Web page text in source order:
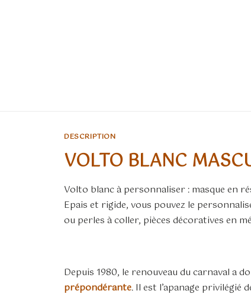
DESCRIPTION
VOLTO BLANC
Volto blanc à personnaliser : masque en
Epais et rigide, vous pouvez le
ou perles à coller, pièces décoratives en
Depuis 1980, le renouveau du carnaval a
prépondérante. Il est l’apanage privilégié